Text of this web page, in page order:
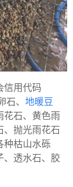
信用代码
、 地暖豆
花石、黄色雨
、抛光雨花石
种枯山水砾
、透水石、胶